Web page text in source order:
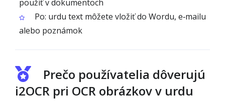
použiť v dokumentoch
Po: urdu text môžete vložiť do Wordu, e‑mailu
alebo poznámok
Prečo používatelia dôverujú
i2OCR pri OCR obrázkov v urdu